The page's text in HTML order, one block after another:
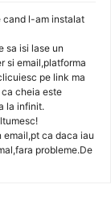
cand l-am instalat
sa isi lase un
si email,platforma
pe link ma
cheia este
la infinit.
ca daca iau
probleme.De